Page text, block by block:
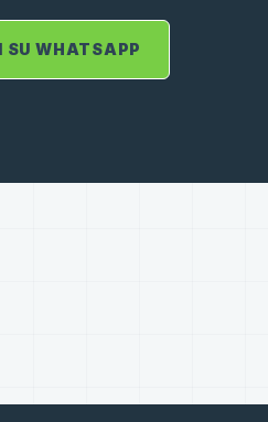
SU WHATSAPP